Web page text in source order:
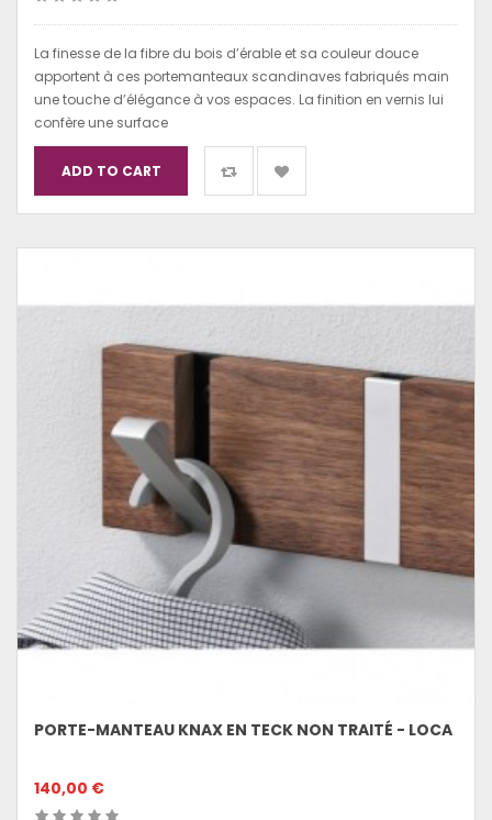
La finesse de la fibre du bois d’érable et sa couleur douce
apportent à ces portemanteaux scandinaves fabriqués main
une touche d’élégance à vos espaces. La finition en vernis lui
confère une surface
ADD TO CART
PORTE-MANTEAU KNAX EN TECK NON TRAITÉ - LOCA
140,00 €